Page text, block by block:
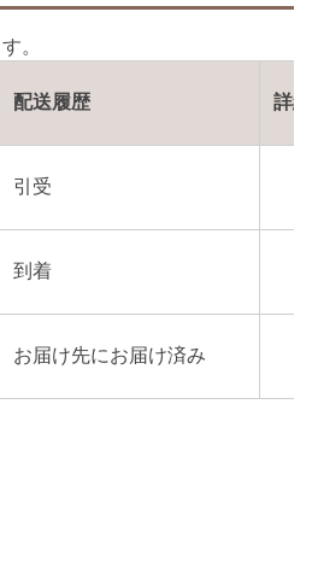
配送履歴 詳細
引受
到着
お届け先にお届け済み